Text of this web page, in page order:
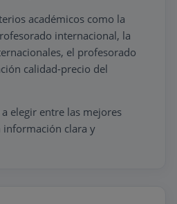
académicos como la
internacional, la
el profesorado
calidad-precio del
elegir entre las mejores
información clara y